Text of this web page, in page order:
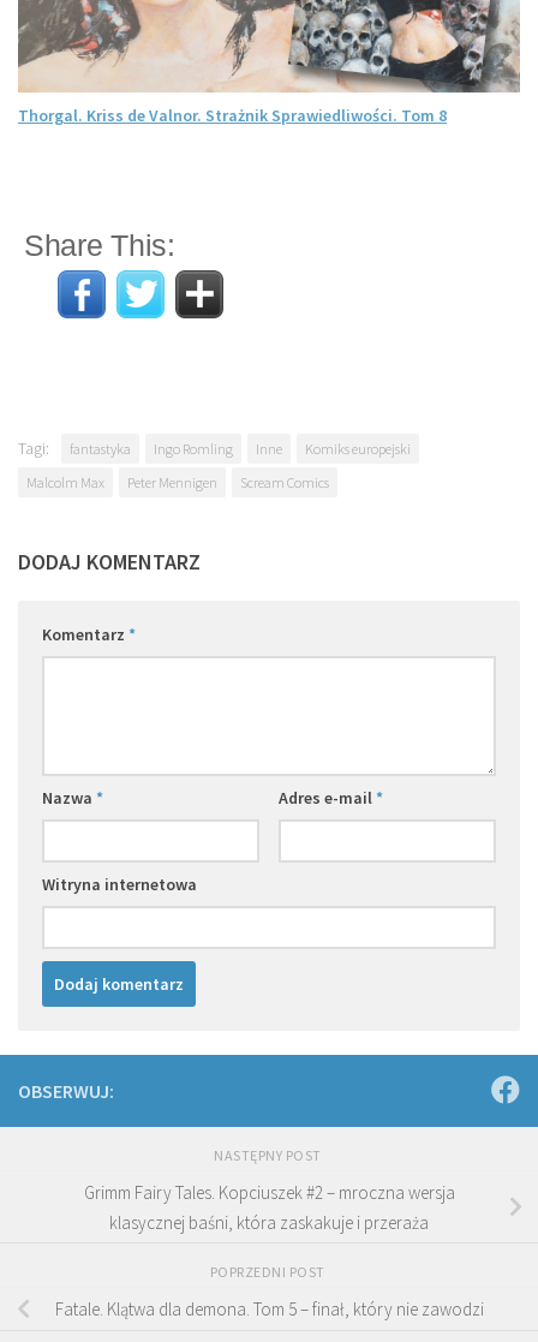
Thorgal. Kriss de Valnor. Strażnik Sprawiedliwości. Tom 8
Share This:
Tagi: fantastyka Ingo Romling Inne
Komiks europejski
Malcolm Max
Peter Mennigen Scream Comics
DODAJ KOMENTARZ
Komentarz *
Nazwa * Adres e-mail*
Witryna internetowa
OBSERWUJ:
NASTĘPNY POST
Grimm Fairy Tales. Kopciuszek #2 – mroczna wersja
klasycznej baśni, która zaskakuje i przeraża
POPRZEDNI POST
Fatale. Klątwa dla demona. Tom 5 – finał, który nie zawodzi